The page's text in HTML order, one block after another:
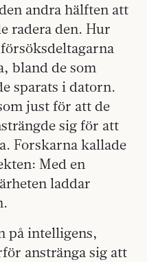
andra hälften att
radera den. Hur
bland de som
sparats i datorn.
just för att de
sig för att
Forskarna kallade
Med en
laddar
på intelligens,
anstränga sig att